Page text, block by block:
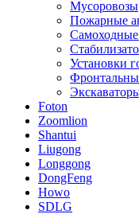
Мусоровозы
Пожарные
Самоходные
Установки
Foton
Zoomlion
Shantui
Liugong
Longgong
DongFeng
Howo
SDLG